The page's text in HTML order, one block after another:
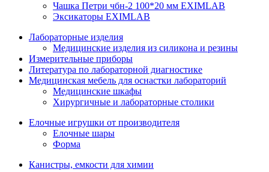
Чашка Петри чбн-2 100*20 мм EXIMLAB
Эксикаторы EXIMLAB
Лабораторные изделия
Медицинские изделия из силикона и резины
Измерительные приборы
Литература по лабораторной диагностике
Медицинская мебель для оснастки лабораторий
Медицинские шкафы
Хирургичные и лабораторные столики
Елочные игрушки от производителя
Елочные шары
Форма
Канистры, емкости для химии